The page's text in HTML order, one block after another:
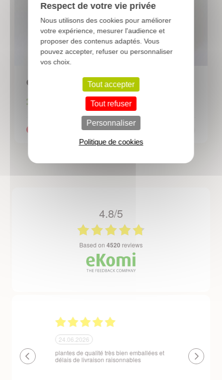
GANTS spécial féminin
17,04 €
4.8/5
based on 4520 reviews
24.06.2026
plantes de qualité très bien emballées et
délais de livraison raisonnables
Un site que
réserve. La
livraison
Respect de votre vie privée
Nous utilisons des cookies pour améliorer
votre expérience, mesurer l'audience et
proposer des contenus adaptés. Vous
pouvez accepter, refuser ou personnaliser
vos choix.
Tout accepter
Tout refuser
Personnaliser
Politique de cookies